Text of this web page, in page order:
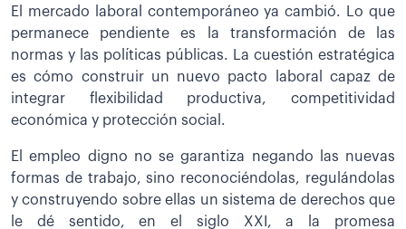
El mercado laboral contemporáneo ya cambió. Lo que
permanece pendiente es la transformación de las
normas y las políticas públicas. La cuestión estratégica
es cómo construir un nuevo pacto laboral capaz de
integrar flexibilidad productiva, competitividad
económica y protección social.
El empleo digno no se garantiza negando las nuevas
formas de trabajo, sino reconociéndolas, regulándolas
y construyendo sobre ellas un sistema de derechos que
le dé sentido, en el siglo XXI, a la promesa